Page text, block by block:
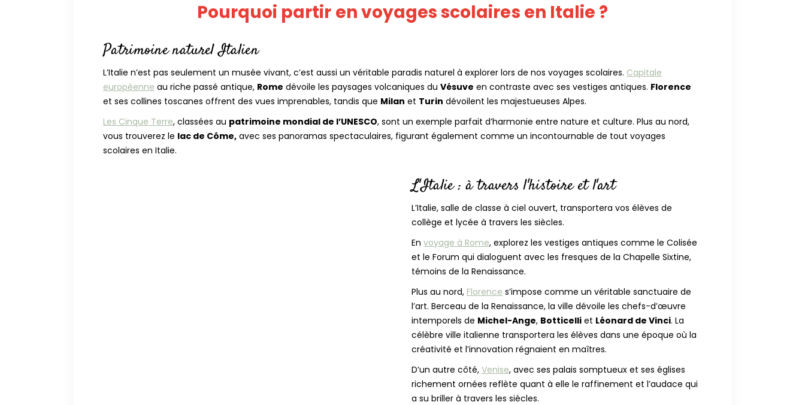
Pourquoi partir en voyages scolaires en Italie ?
Patrimoine naturel Italien
L’Italie n’est pas seulement un musée vivant, c’est aussi un véritable paradis naturel à explorer lors de nos voyages scolaires. Capitale
européenne au riche passé antique, Rome dévoile les paysages volcaniques du Vésuve en contraste avec ses vestiges antiques. Florence
et ses collines toscanes offrent des vues imprenables, tandis que Milan et Turin dévoilent les majestueuses Alpes.
Les Cinque Terre, classées au patrimoine mondial de l’UNESCO, sont un exemple parfait d’harmonie entre nature et culture. Plus au nord,
vous trouverez le lac de Côme, avec ses panoramas spectaculaires, figurant également comme un incontournable de tout voyages
scolaires en Italie.
L'Italie : à travers l'histoire et l'art
L’Italie, salle de classe à ciel ouvert, transportera vos élèves de
collège et lycée à travers les siècles.
En voyage à Rome, explorez les vestiges antiques comme le Colisée
et le Forum qui dialoguent avec les fresques de la Chapelle Sixtine,
témoins de la Renaissance.
Plus au nord, Florence s’impose comme un véritable sanctuaire de
l’art. Berceau de la Renaissance, la ville dévoile les chefs-d’œuvre
intemporels de Michel-Ange, Botticelli et Léonard de Vinci. La
célèbre ville italienne transportera les élèves dans une époque où la
créativité et l’innovation régnaient en maîtres.
D’un autre côté, Venise, avec ses palais somptueux et ses églises
richement ornées reflète quant à elle le raffinement et l’audace qui
a su briller à travers les siècles.